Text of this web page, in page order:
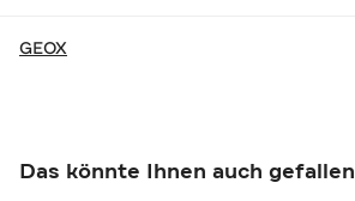
GEOX
Das könnte Ihnen auch gefallen